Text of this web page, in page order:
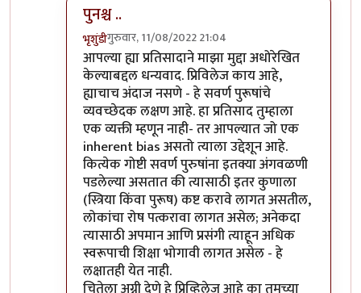
पुनश्च ..
भृशुंडीगुरुवार, 11/08/2022 21:04
In reply toprivilegebyप्रसाद गोडबोले
आपल्या ह्या प्रतिसादाने माझा मुद्दा अधोरेखित
केल्याबद्दल धन्यवाद. प्रिविलेज काय आहे,
ह्याचाच अंदाज नसणे - हे सवर्ण पुरूषांचे
व्यवच्छेदक लक्षण आहे. हा प्रतिसाद तुम्हाला
एक व्यक्ती म्हणून नाही- तर आपल्यात जो एक
inherent bias असतो त्याला उद्देशून आहे.
कित्येक गोष्टी सवर्ण पुरुषांना इतक्या अंगवळणी
पडलेल्या असतात की त्यासाठी इतर कुणाला
(स्त्रिया किंवा पुरूष) कष्ट करावे लागत असतील,
लोकांचा रोष पत्करावा लागत असेल; अनेकदा
त्यासाठी अपमान आणि प्रसंगी त्याहून अधिक
स्वरूपाची शिक्षा भोगावी लागत असेल - हे
लक्षातही येत नाही.